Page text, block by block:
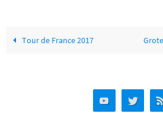
Tour de France 2017